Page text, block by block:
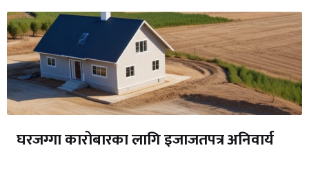
घरजग्गा कारोबारका लागि इजाजतपत्र अनिवार्य